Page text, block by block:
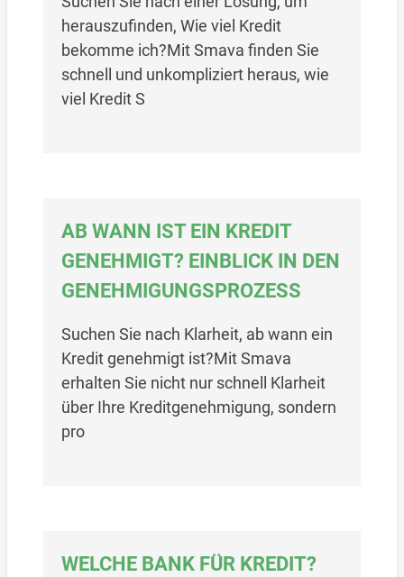
herauszufinden, Wie viel Kredit
bekomme ich?Mit Smava finden Sie
schnell und unkompliziert heraus, wie
viel Kredit S
AB WANN IST EIN KREDIT
GENEHMIGT? EINBLICK IN DEN
GENEHMIGUNGSPROZESS
Suchen Sie nach Klarheit, ab wann ein
Kredit genehmigt ist?Mit Smava
erhalten Sie nicht nur schnell Klarheit
über Ihre Kreditgenehmigung, sondern
pro
WELCHE BANK FÜR KREDIT?